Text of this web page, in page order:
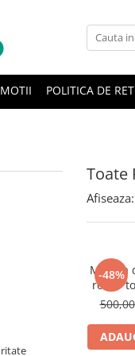
POLITICA DE
Toate
Afiseaza:
-48%
Masina
rosii /
Neagra